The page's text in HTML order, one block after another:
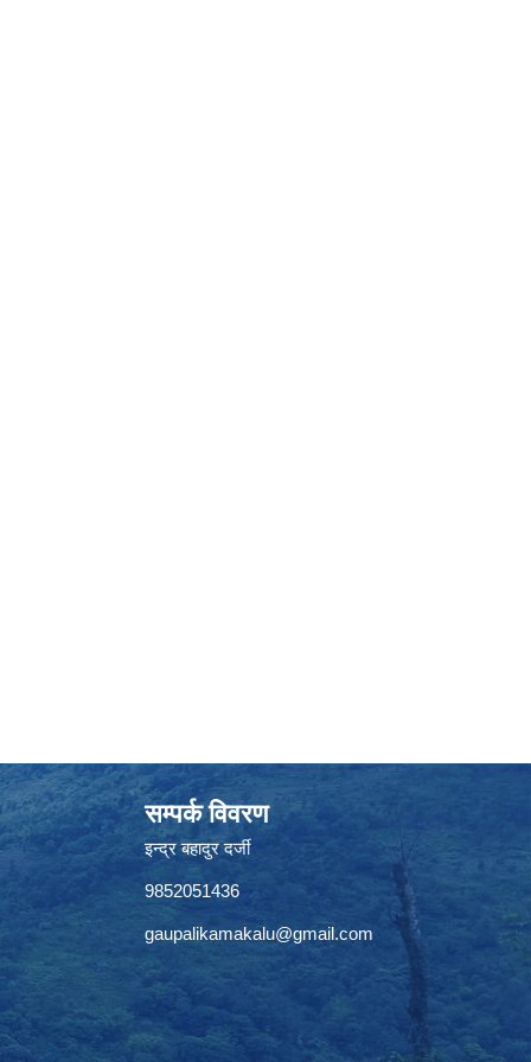
सम्पर्क विवरण
इन्द्र बहादुर दर्जी
9852051436
gaupalikamakalu@gmail.com